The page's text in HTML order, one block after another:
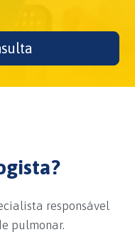
responsável
pulmonar.